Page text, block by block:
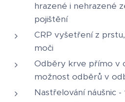
hrazené i nehrazené
pojištění
CRP vyšetření z
moči
Odběry krve přímo v
možnost odběrů v
Nastřelování náušnic